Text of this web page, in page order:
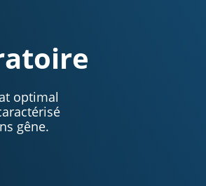
optimal
gêne.